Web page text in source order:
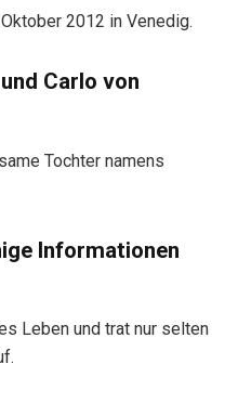
2012 in Venedig.
Carlo von
Tochter namens
Informationen
Leben und trat nur selten